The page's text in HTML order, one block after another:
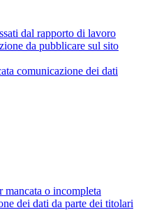
dal rapporto di lavoro
da pubblicare sul sito
comunicazione dei dati
mancata o incompleta
dei dati da parte dei titolari